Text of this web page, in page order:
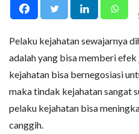
Pelaku kejahatan sewajarnya
adalah yang bisa memberi
kejahatan bisa bernegosiasi
maka tindak kejahatan sangat
pelaku kejahatan bisa
canggih.